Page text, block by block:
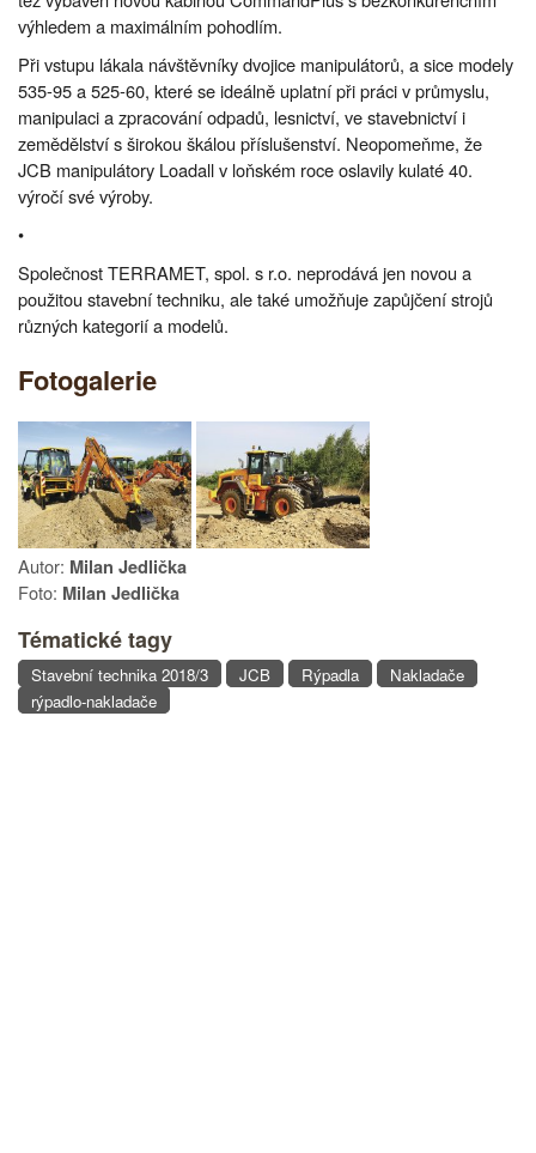
výhledem a maximálním pohodlím.
Při vstupu lákala návštěvníky dvojice manipulátorů, a sice modely
535-95 a 525-60, které se ideálně uplatní při práci v průmyslu,
manipulaci a zpracování odpadů, lesnictví, ve stavebnictví i
zemědělství s širokou škálou příslušenství. Neopomeňme, že
JCB manipulátory Loadall v loňském roce oslavily kulaté 40.
výročí své výroby.
•
Společnost TERRAMET, spol. s r.o. neprodává jen novou a
použitou stavební techniku, ale také umožňuje zapůjčení strojů
různých kategorií a modelů.
Fotogalerie
Autor: Milan Jedlička
Foto: Milan Jedlička
Tématické tagy
Stavební technika 2018/3 JCB Rýpadla
Nakladače
rýpadlo-nakladače